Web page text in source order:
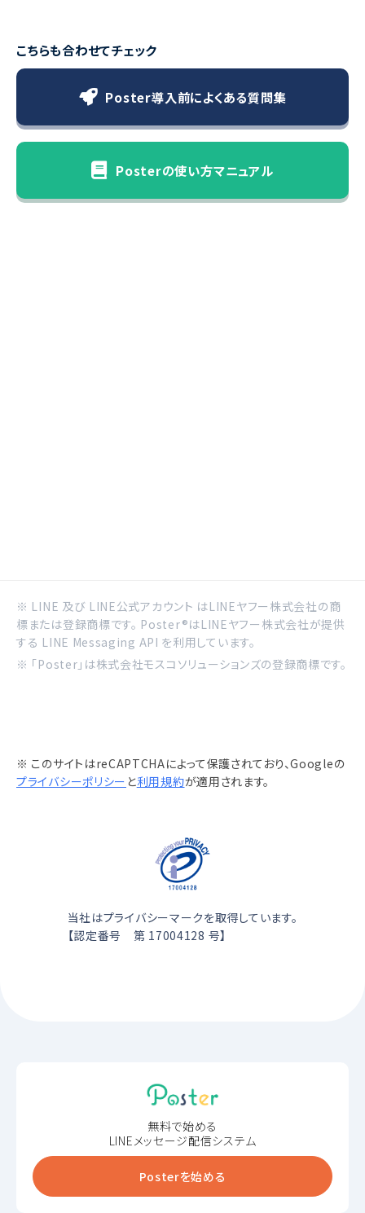
こちらも合わせてチェック
Poster導入前によくある質問集
Posterの使い方マニュアル
※ LINE 及び LINE公式アカウント はLINEヤフー株式会社の商
標または登録商標です。 Poster®はLINEヤフー株式会社が提供
する LINE Messaging API を利用しています。
※ 「Poster」は株式会社モスコソリューションズの登録商標です。
※ このサイトはreCAPTCHAによって保護されており、Googleの
プライバシーポリシー と利用規約が適用されます。
当社はプライバシーマークを取得しています。
【認定番号 第 17004128 号】
無料で始める
LINEメッセージ配信システム
Posterを始める